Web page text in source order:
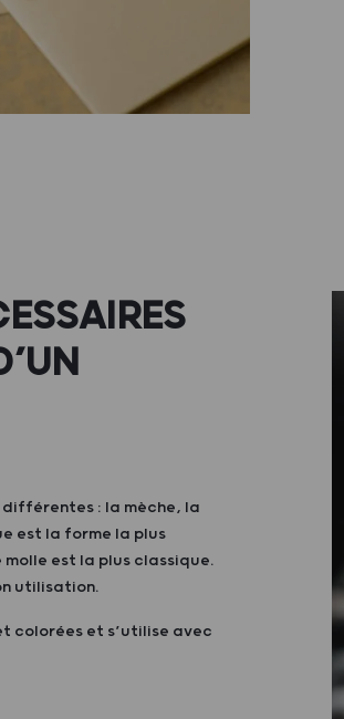
différentes : la mèche, la
est la forme la plus
est la plus classique.
utilisation.
colorées et s’utilise avec